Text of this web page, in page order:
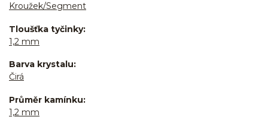
Kroužek/Segment
Tloušťka tyčinky
1,2 mm
Barva krystalu
Čirá
Průměr kamínku
1,2 mm